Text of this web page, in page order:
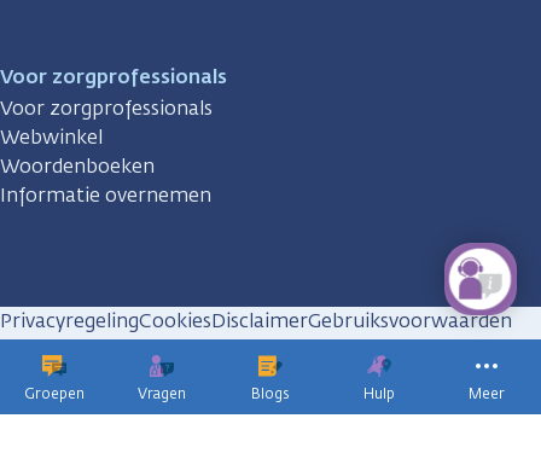
Groepen Vragen Blogs Hulp Meer
Voor zorgprofessionals
Voor zorgprofessionals
Webwinkel
Woordenboeken
Informatie overnemen
PrivacyregelingCookiesDisclaimerGebruiksvoorwaarden
Huisregels